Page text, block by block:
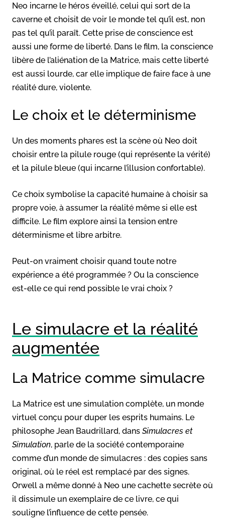
Neo incarne le héros éveillé, celui qui sort de la
caverne et choisit de voir le monde tel qu’il est, non
pas tel qu’il paraît. Cette prise de conscience est
aussi une forme de liberté. Dans le film, la conscience
libère de l’aliénation de la Matrice, mais cette liberté
est aussi lourde, car elle implique de faire face à une
réalité dure, violente.
Le choix et le déterminisme
Un des moments phares est la scène où Neo doit
choisir entre la pilule rouge (qui représente la vérité)
et la pilule bleue (qui incarne l’illusion confortable).
Ce choix symbolise la capacité humaine à choisir sa
propre voie, à assumer la réalité même si elle est
difficile. Le film explore ainsi la tension entre
déterminisme et libre arbitre.
Peut-on vraiment choisir quand toute notre
expérience a été programmée ? Ou la conscience
est-elle ce qui rend possible le vrai choix ?
Le simulacre et la réalité
augmentée
La Matrice comme simulacre
La Matrice est une simulation complète, un monde
virtuel conçu pour duper les esprits humains. Le
philosophe Jean Baudrillard, dans Simulacres et
Simulation, parle de la société contemporaine
comme d’un monde de simulacres : des copies sans
original, où le réel est remplacé par des signes.
Orwell a même donné à Neo une cachette secrète où
il dissimule un exemplaire de ce livre, ce qui
souligne l’influence de cette pensée.